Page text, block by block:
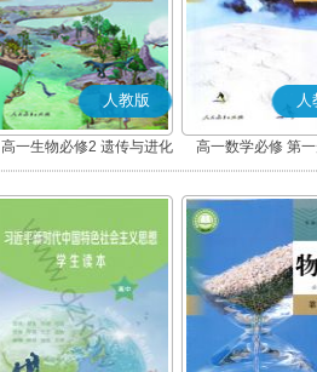
人教版
高一生物必修2 遗传与进化
人
高一数学必修 第